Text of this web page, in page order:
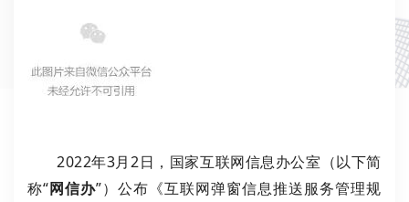
2022年3月2日，国家互联网信息办公室（以下简
称“网信办”）公布《互联网弹窗信息推送服务管理规